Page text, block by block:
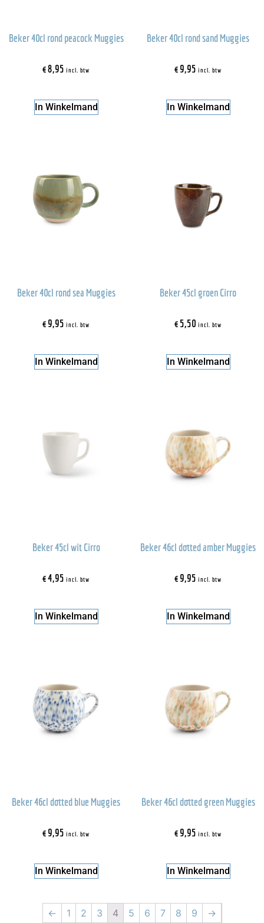
Beker 40cl rond peacock Muggies
€8,95 incl. btw
In Winkelmand
Beker 40cl rond sand Muggies
€9,95 incl. btw
In Winkelmand
Beker 40cl rond sea Muggies
€9,95 incl. btw
In Winkelmand
Beker 45cl groen Cirro
€5,50 incl. btw
In Winkelmand
Beker 45cl wit Cirro
€4,95 incl. btw
In Winkelmand
Beker 46cl dotted amber Muggies
€9,95 incl. btw
In Winkelmand
Beker 46cl dotted blue Muggies
€9,95 incl. btw
In Winkelmand
Beker 46cl dotted green Muggies
€9,95 incl. btw
In Winkelmand
← 1 2 3 4 5 6 7 8 9 →